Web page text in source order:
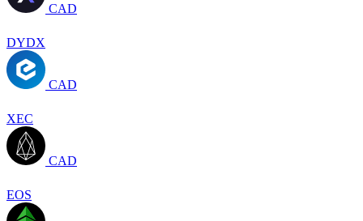
CAD
DYDX
CAD
XEC
CAD
EOS